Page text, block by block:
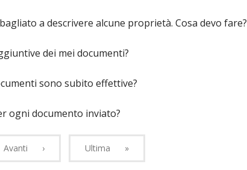
a descrivere alcune proprietà. Cosa devo fare?
dei mei documenti?
sono subito effettive?
ogni documento inviato?
Avanti › Ultima »